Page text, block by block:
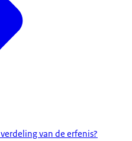
van de erfenis?